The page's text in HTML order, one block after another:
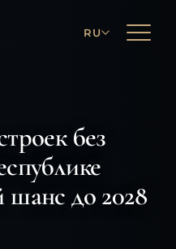
RU
без
до 2028